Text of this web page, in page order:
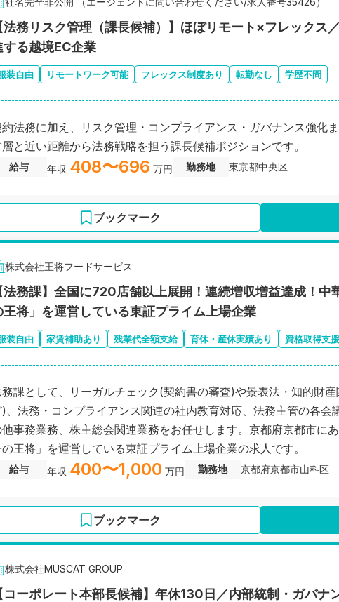
法務リスク管理（課長候補）】ほぼリモート×フレックス
する越境EC企業
装自由 リモートワーク可能 フレックス制度あり 転勤なし 学歴不問
法務に加え、リスク管理・コンプライアンス・ガバナンス強化
と近い距離から法務戦略を担う課長候補ポジションです。
給与 年収 408〜696 万円 勤務地 東京都中央区
ブックマーク
株式会社王将フードサービス
法務課】全国に720店舗以上展開！連続増収増益達成！
王将」を運営している東証プライム上場企業
装自由 家賃補助あり 残業代全額支給 育休・産休実績あり 資格取得支
課として、リーガルチェック(契約書の審査)や景表法・知的財
)、法務・コンプライアンス関連の社内教育対応、法務主管の各会
事務業務、株主総会関連業務をお任せします。京都府京都市に
王将」を運営している東証プライム上場企業の求人です。
給与 年収 400〜1,000 万円 勤務地 京都府京都市山科区
ブックマーク
株式会社MUSCAT GROUP
コーポレート本部長候補】年休130日／内部統制・ガバ